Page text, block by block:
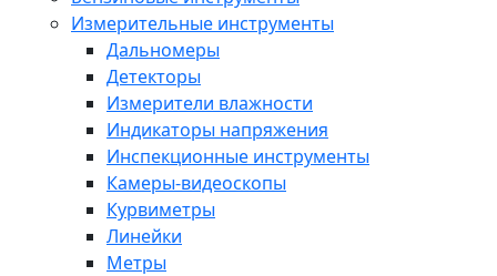
Измерительные инструменты
Дальномеры
Детекторы
Измерители влажности
Индикаторы напряжения
Инспекционные инструменты
Камеры-видеоскопы
Курвиметры
Линейки
Метры